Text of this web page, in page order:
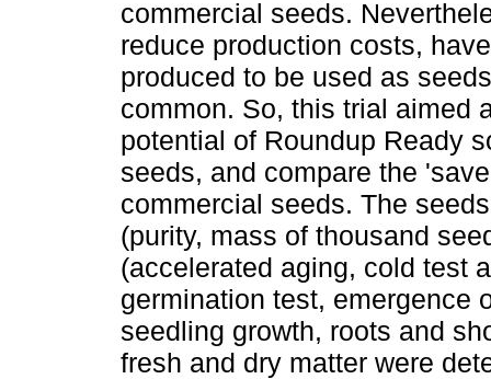
commercial seeds.
reduce production costs,
produced to be used as
common. So, this trial aimed
potential of Roundup Ready
seeds, and compare the
commercial seeds. The
(purity, mass of thousand
(accelerated aging, cold test
germination test, emergence
seedling growth, roots and
fresh and dry matter were